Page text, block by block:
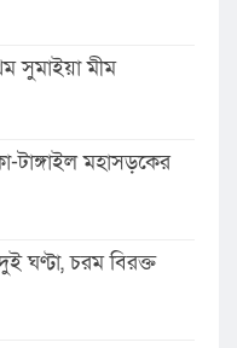
সুমাইয়া মীম
টাঙ্গাইল মহাসড়কের
ঘণ্টা, চরম বিরক্ত